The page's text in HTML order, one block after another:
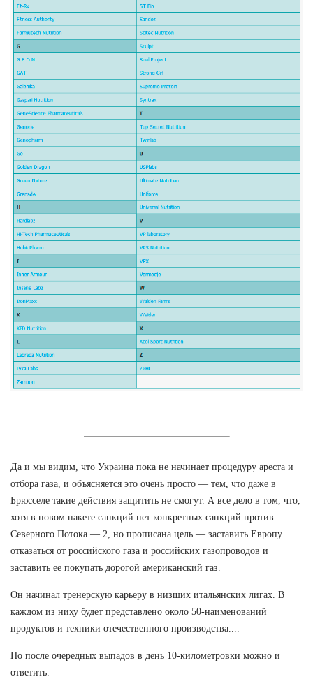
Да и мы видим, что Украина пока не начинает процедуру ареста и
отбора газа, и объясняется это очень просто — тем, что даже в
Брюсселе такие действия защитить не смогут. А все дело в том, что,
хотя в новом пакете санкций нет конкретных санкций против
Северного Потока — 2, но прописана цель — заставить Европу
отказаться от российского газа и российских газопроводов и
заставить ее покупать дорогой американский газ.
Он начинал тренерскую карьеру в низших итальянских лигах. В
каждом из ниху будет представлено около 50-наименований
продуктов и техники отечественного производства....
Но после очередных выпадов в день 10-километровки можно и
ответить.